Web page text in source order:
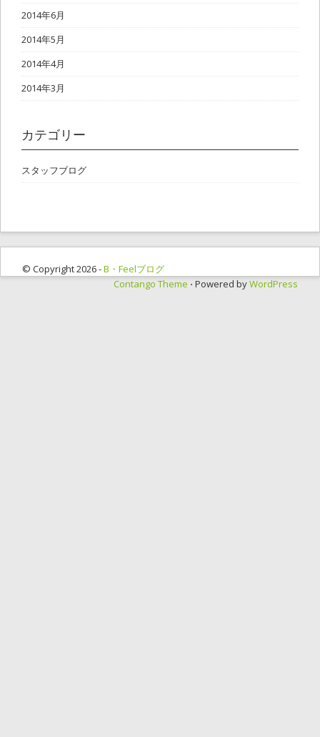
2014年6月
2014年5月
2014年4月
2014年3月
カテゴリー
スタッフブログ
© Copyright 2026 -B・Feelブログ
Contango Theme ⋅ Powered byWordPress